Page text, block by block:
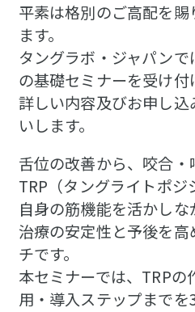
平素は格別のご高配を
ます。
タングラボ・ジャパン
の基礎セミナーを受け付
詳しい内容及びお申し込
いします。
舌位の改善から、咬合・
TRP（タングライトポ
自身の筋機能を活かしな
治療の安定性と予後を
チです。
本セミナーでは、TRP
用・導入ステップまでを